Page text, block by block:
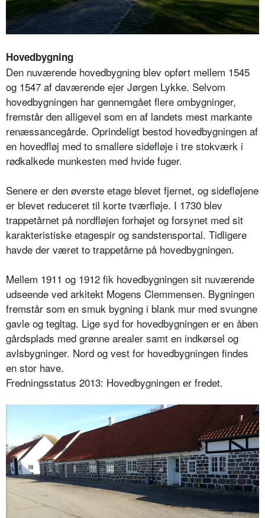
Hovedbygning
Den nuværende hovedbygning blev opført mellem 1545
og 1547 af daværende ejer Jørgen Lykke. Selvom
hovedbygningen har gennemgået flere ombygninger,
fremstår den alligevel som en af landets mest markante
renæssancegårde. Oprindeligt bestod hovedbygningen af
en hovedfløj med to smallere sidefløje i tre stokværk i
rødkalkede munkesten med hvide fuger.
Senere er den øverste etage blevet fjernet, og sidefløjene
er blevet reduceret til korte tværfløje. I 1730 blev
trappetårnet på nordfløjen forhøjet og forsynet med sit
karakteristiske etagespir og sandstensportal. Tidligere
havde der været to trappetårne på hovedbygningen.
Mellem 1911 og 1912 fik hovedbygningen sit nuværende
udseende ved arkitekt Mogens Clemmensen. Bygningen
fremstår som en smuk bygning i blank mur med svungne
gavle og tegltag. Lige syd for hovedbygningen er en åben
gårdsplads med grønne arealer samt en indkørsel og
avlsbygninger. Nord og vest for hovedbygningen findes
en stor have.
Fredningsstatus 2013: Hovedbygningen er fredet.